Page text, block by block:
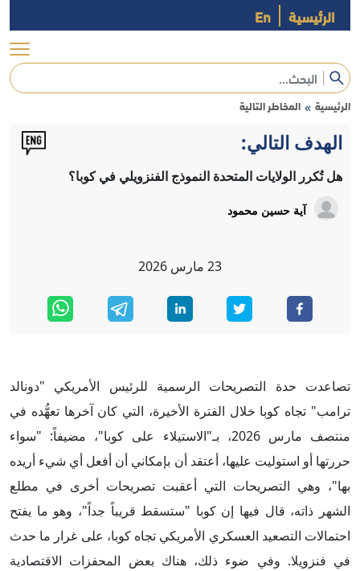
الرئيسية En
الرئيسية » المخاطر التالية
الهدف التالي:
هل تُكرر الولايات المتحدة النموذج الفنزويلي في كوبا؟
آية حسين محمود
23 مارس 2026
تصاعدت حدة التصريحات الرسمية للرئيس الأمريكي "دونالد
ترامب" تجاه كوبا خلال الفترة الأخيرة، التي كان آخرها تعهُّده في
منتصف مارس 2026، بـ"الاستيلاء على كوبا"، مضيفاً: "سواء
حررتها أو استوليت عليها، أعتقد أن بإمكاني أن أفعل أي شيء أريده
بها"، وهي التصريحات التي أعقبت تصريحات أخرى في مطلع
الشهر ذاته، قال فيها إن كوبا "ستسقط قريباً جداً"، وهو ما يفتح
احتمالات التصعيد العسكري الأمريكي تجاه كوبا، على غرار ما حدث
في فنزويلا. وفي ضوء ذلك، هناك بعض المحفزات الاقتصادية